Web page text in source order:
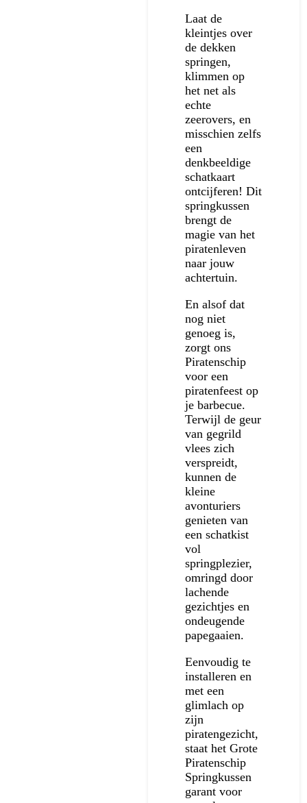
Laat de
kleintjes over
de dekken
springen,
klimmen op
het net als
echte
zeerovers, en
misschien zelfs
een
denkbeeldige
schatkaart
ontcijferen! Dit
springkussen
brengt de
magie van het
piratenleven
naar jouw
achtertuin.
En alsof dat
nog niet
genoeg is,
zorgt ons
Piratenschip
voor een
piratenfeest op
je barbecue.
Terwijl de geur
van gegrild
vlees zich
verspreidt,
kunnen de
kleine
avonturiers
genieten van
een schatkist
vol
springplezier,
omringd door
lachende
gezichtjes en
ondeugende
papegaaien.
Eenvoudig te
installeren en
met een
glimlach op
zijn
piratengezicht,
staat het Grote
Piratenschip
Springkussen
garant voor